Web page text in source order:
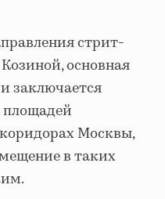
стрит-
основная
заключается
площадей
Москвы,
в таких